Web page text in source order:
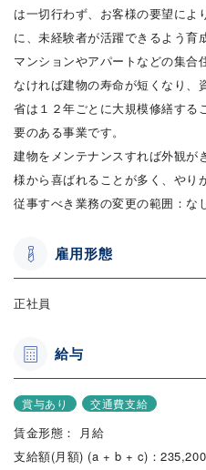
は一切行わず、お客様の要望によ
に、未経験者が活躍できるよう育
マンションやアパートなどの集合
なければ建物の寿命が短くなり、
省は１２年ごとに大規模修繕する
要のある事業です。
建物をメンテナンスすれば外観が
様から喜ばれることが多く、やり
従事すべき業務の変更の範囲：な
雇用形態
正社員
給与
賞与あり 交通費支給
賃金形態： 月給
支給額(月額) (a + b + c)：